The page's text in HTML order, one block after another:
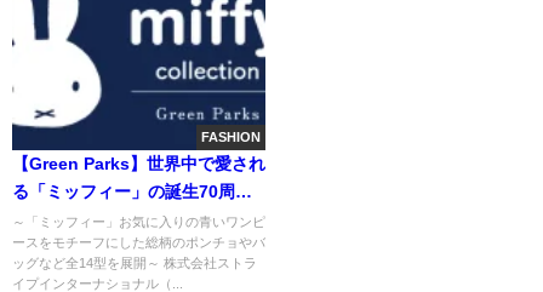
FASHION
【Green Parks】世界中で愛され
る「ミッフィー」の誕生70周年
を記念したコラボ企画・第1弾は
梅雨シーズンもお出かけが楽し
くなるレイングッズが登場！
～「ミッフィー」お気に入りの青いワンピ
ースをモチーフにした総柄のポンチョやバ
ッグなど全14型を展開～ 株式会社ストラ
イプインターナショナル（...